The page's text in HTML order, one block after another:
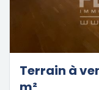
Terrain à